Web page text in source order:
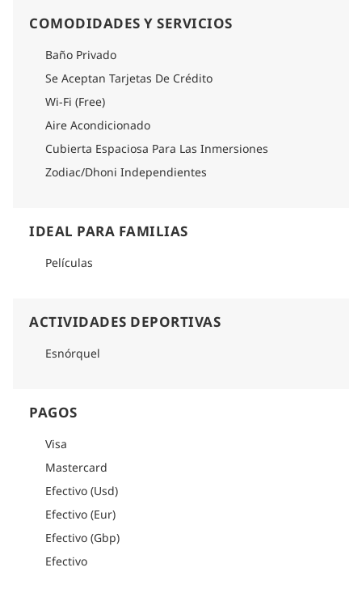
COMODIDADES Y SERVICIOS
Baño Privado
Se Aceptan Tarjetas De Crédito
Wi-Fi (Free)
Aire Acondicionado
Cubierta Espaciosa Para Las Inmersiones
Zodiac/Dhoni Independientes
IDEAL PARA FAMILIAS
Películas
ACTIVIDADES DEPORTIVAS
Esnórquel
PAGOS
Visa
Mastercard
Efectivo (Usd)
Efectivo (Eur)
Efectivo (Gbp)
Efectivo